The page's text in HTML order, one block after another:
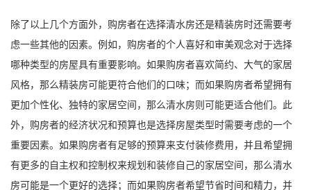
除了以上几个方面外，购房者在选择清水房还是精装房时还需要考
虑一些其他的因素。例如，购房者的个人喜好和审美观念对于选择
哪种类型的房屋具有重要影响。如果购房者喜欢简约、大气的家居
风格，那么精装房可能更符合他们的口味；而如果购房者希望拥有
更加个性化、独特的家居空间，那么清水房则可能更适合他们。此
外，购房者的经济状况和预算也是选择房屋类型时需要考虑的一个
重要因素。如果购房者有足够的预算来支付装修费用，并且希望拥
有更多的自主权和控制权来规划和装修自己的家居空间，那么清水
房可能是一个更好的选择；而如果购房者希望节省时间和精力，并